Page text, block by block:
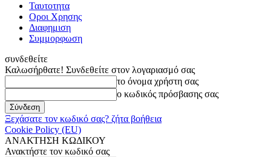
Ταυτοτητα
Οροι Χρησης
Διαφημιση
Συμμορφωση
συνδεθείτε
Καλωσήρθατε! Συνδεθείτε στον λογαριασμό σας
το όνομα χρήστη σας
ο κωδικός πρόσβασης σας
Ξεχάσατε τον κωδικό σας? ζήτα βοήθεια
Cookie Policy (EU)
ΑΝΑΚΤΗΣΗ ΚΩΔΙΚΟΥ
Ανακτήστε τον κωδικό σας